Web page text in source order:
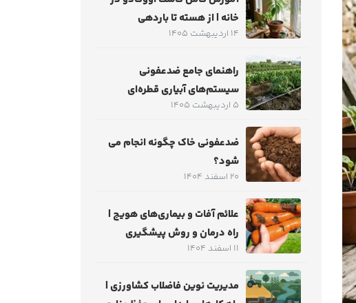
خانه | از هسته تا باردهی
14 اردیبهشت 1405
راهنمای جامع ضدعفونی
سیستم‌های آبیاری قطره‌ای
5 اردیبهشت 1405
ضدعفونی خاک چگونه انجام می
شود؟
20 اسفند 1404
علائم آفات و بیماری‌های هویج |
راه درمان و روش پیشگیری
11 اسفند 1404
مدیریت نوین فاضلاب کشاورزی |